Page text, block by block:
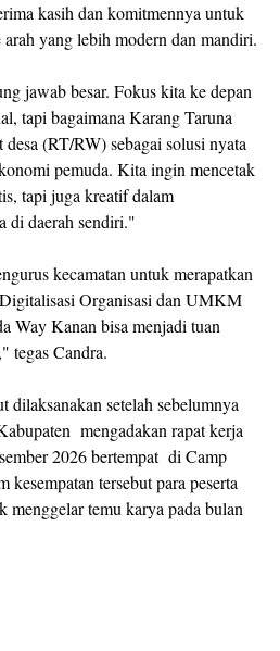
kasih dan komitmennya untuk
yang lebih modern dan mandiri.
jawab besar. Fokus kita ke depan
tapi bagaimana Karang Taruna
(RT/RW) sebagai solusi nyata
pemuda. Kita ingin mencetak
tapi juga kreatif dalam
di daerah sendiri."
kecamatan untuk merapatkan
Organisasi dan UMKM
Way Kanan bisa menjadi tuan
tegas Candra.
dilaksanakan setelah sebelumnya
mengadakan rapat kerja
2026 bertempat di Camp
tersebut para peserta
menggelar temu karya pada bulan